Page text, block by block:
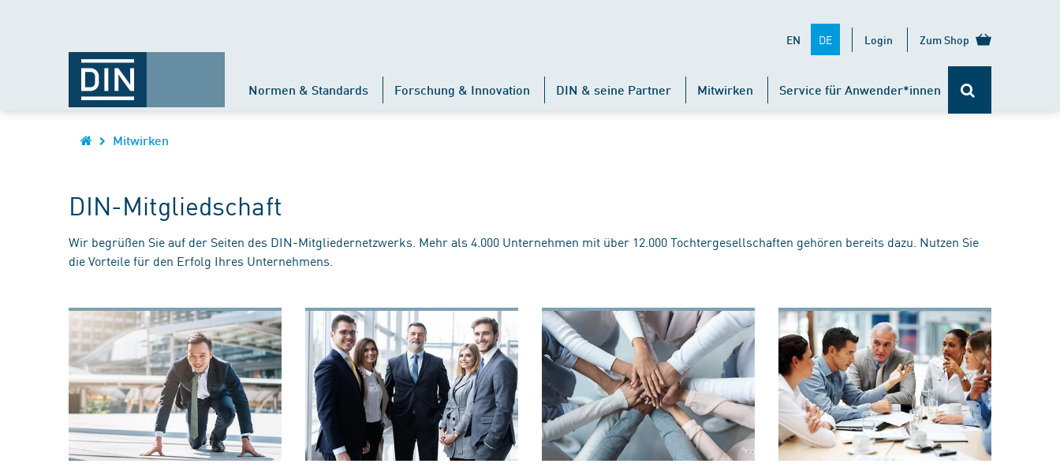
EN DE Login Zum Shop
Normen & Standards Forschung & Innovation DIN & seine Partner Mitwirken Service für Anwender*innen
Mitwirken
DIN-Mitgliedschaft
Wir begrüßen Sie auf der Seiten des DIN-Mitgliedernetzwerks. Mehr als 4.000 Unternehmen mit über 12.000 Tochtergesellschaften gehören bereits dazu. Nutzen Sie
die Vorteile für den Erfolg Ihres Unternehmens.